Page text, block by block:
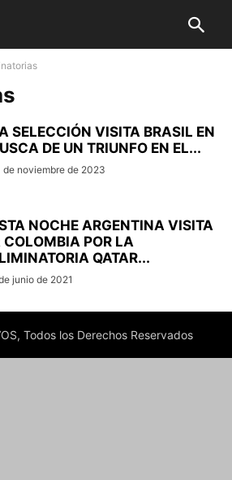
SELECCIÓN VISITA BRASIL EN
DE UN TRIUNFO EN EL...
de noviembre de 2023
NOCHE ARGENTINA VISITA
COLOMBIA POR LA
QATAR...
junio de 2021
Todos los Derechos Reservados